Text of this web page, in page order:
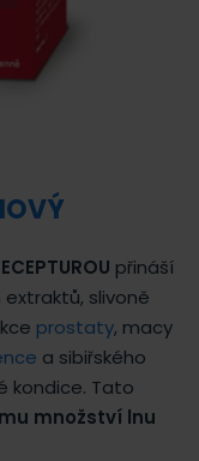
přináší
slivoně
prostaty, macy
a sibiřského
kondice. Tato
množství lnu